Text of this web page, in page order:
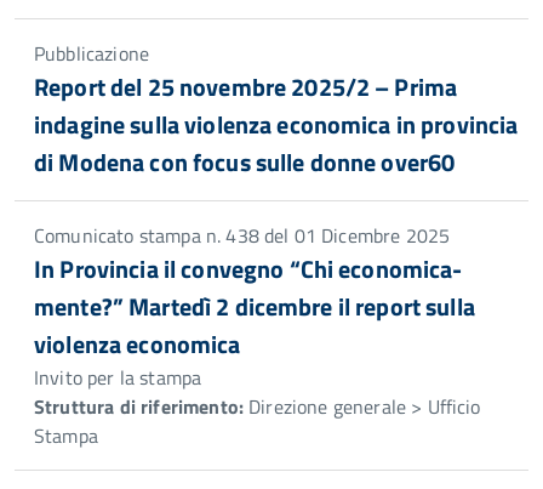
Pubblicazione
Report del 25 novembre 2025/2 – Prima
indagine sulla violenza economica in provincia
di Modena con focus sulle donne over60
Comunicato stampa n. 438 del 01 Dicembre 2025
In Provincia il convegno “Chi economica-
mente?” Martedì 2 dicembre il report sulla
violenza economica
Invito per la stampa
Struttura di riferimento: Direzione generale > Ufficio
Stampa